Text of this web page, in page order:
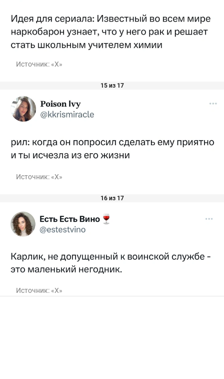
Источник: «Х»
15 из 17
Источник: «Х»
16 из 17
Источник: «Х»